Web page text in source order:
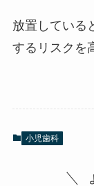
放置している
するリスクを
小児歯科